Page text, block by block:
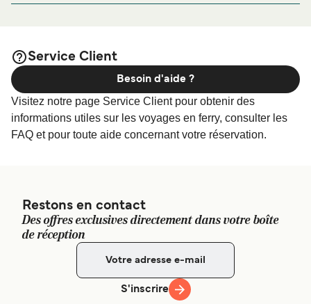
Service Client
Visitez notre page Service Client pour obtenir des
informations utiles sur les voyages en ferry, consulter les
FAQ et pour toute aide concernant votre réservation.
Besoin d'aide ?
Restons en contact
Des offres exclusives directement dans votre boîte
de réception
S'inscrire